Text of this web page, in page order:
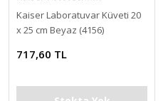
Kaiser Laboratuvar Küveti 20
x 25 cm Beyaz (4156)
717,60 TL